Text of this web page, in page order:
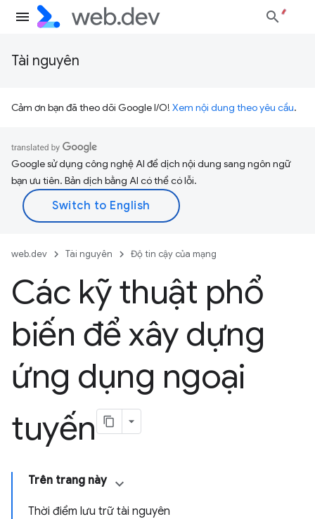
Tài nguyên
Cảm ơn bạn đã theo dõi Google I/O! Xem nội dung theo yêu cầu.
Google sử dụng công nghệ AI để dịch nội dung sang ngôn ngữ
bạn ưu tiên. Bản dịch bằng AI có thể có lỗi.
web.dev Tài nguyên Độ tin cậy của mạng
Các kỹ thuật phổ
biến để xây dựng
ứng dụng ngoại
tuyến
Trên trang này
Thời điểm lưu trữ tài nguyên